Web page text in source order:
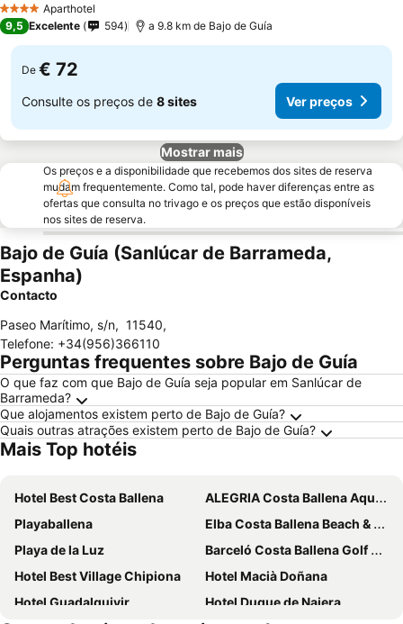
4 EstrelasAparthotel
9,5 Excelente 594 a 9.8 km de Bajo de Guía
De € 72
Consulte os preços de 8 sites Ver preços
Mostrar mais
Os preços e a disponibilidade que recebemos dos sites de reserva
mudam frequentemente. Como tal, pode haver diferenças entre as
ofertas que consulta no trivago e os preços que estão disponíveis
nos sites de reserva.
Bajo de Guía (Sanlúcar de Barrameda,
Espanha)
Contacto
Paseo Marítimo, s/n, 11540,
Telefone: +34(956)366110
Perguntas frequentes sobre Bajo de Guía
O que faz com que Bajo de Guía seja popular em Sanlúcar de
Barrameda?
Que alojamentos existem perto de Bajo de Guía?
Quais outras atrações existem perto de Bajo de Guía?
Mais Top hotéis
Hotel Best Costa Ballena
ALEGRIA Costa Ballena Aquafun & Spa
Playaballena
Elba Costa Ballena Beach & Thalasso Resort
Playa de la Luz
Barceló Costa Ballena Golf & Spa
Hotel Best Village Chipiona
Hotel Macià Doñana
Hotel Guadalquivir
Hotel Duque de Najera